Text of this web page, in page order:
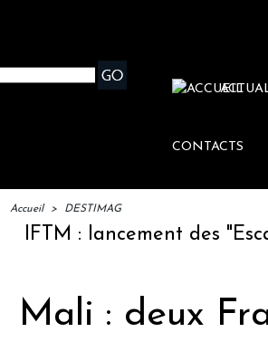
CONTACTS
Accueil > DESTIMAG
IFTM : lancement des
Mali : deux